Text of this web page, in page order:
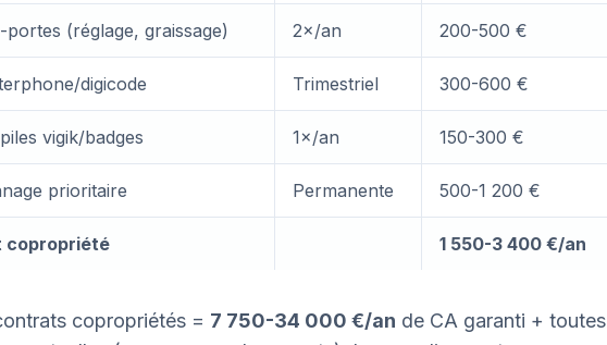
(réglage, graissage) 2×/an 200-500 €
digicode Trimestriel 300-600 €
vigik/badges 1×/an 150-300 €
prioritaire Permanente 500-1 200 €
copropriété 1 550-3 400 €/an
copropriétés = 7 750-34 000 €/an de CA garanti + toutes